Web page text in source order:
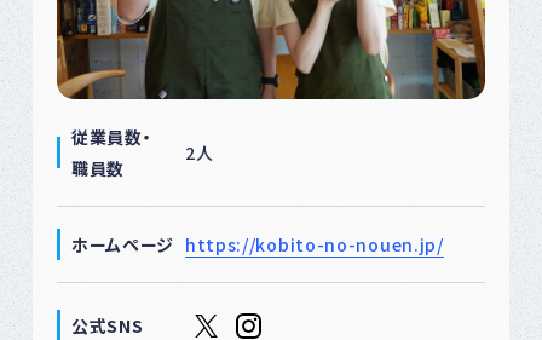
従業員数・
職員数
2人
ホームページ https://kobito-no-nouen.jp/
公式SNS